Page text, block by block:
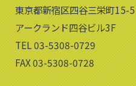
東京都新宿区四谷三栄町15-5
アークランド四谷ビル3F
TEL 03-5308-0729
FAX 03-5308-0728